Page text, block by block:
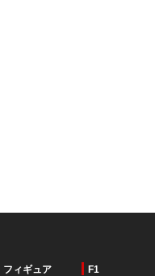
フィギュア F1